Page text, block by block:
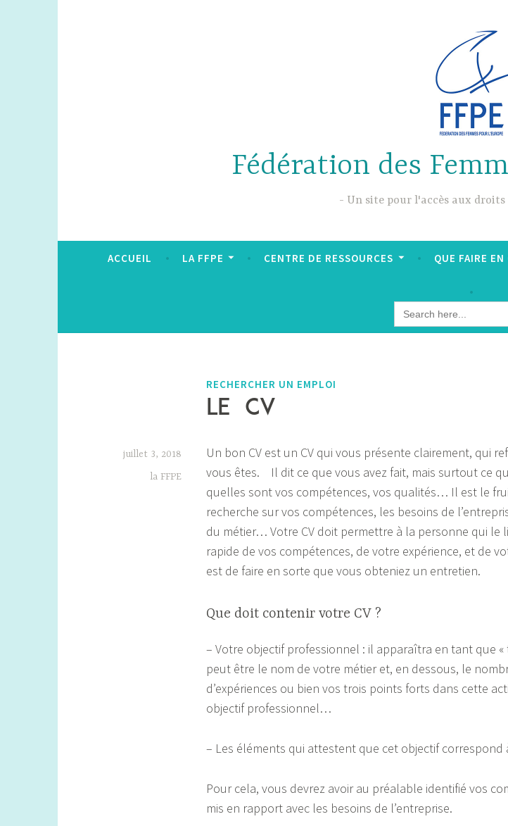
Fédération des
Un site pour l'accès aux droits
ACCUEIL LA FFPE CENTRE DE RESSOURCES QUE FAIRE
Search
for:
RECHERCHER UN EMPLOI
Le CV
juillet 3, 2018
la FFPE
Un bon CV est un CV qui vous présente clairement, qui
vous êtes. Il dit ce que vous avez fait, mais surtout ce
quelles sont vos compétences, vos qualités… Il est le
recherche sur vos compétences, les besoins de
du métier… Votre CV doit permettre à la personne qui le
rapide de vos compétences, de votre expérience, et de
est de faire en sorte que vous obteniez un entretien.
Que doit contenir votre CV ?
– Votre objectif professionnel : il apparaîtra en tant que «
peut être le nom de votre métier et, en dessous, le
d’expériences ou bien vos trois points forts dans cette
objectif professionnel…
– Les éléments qui attestent que cet objectif correspond
Pour cela, vous devrez avoir au préalable identifié vos
mis en rapport avec les besoins de l’entreprise.